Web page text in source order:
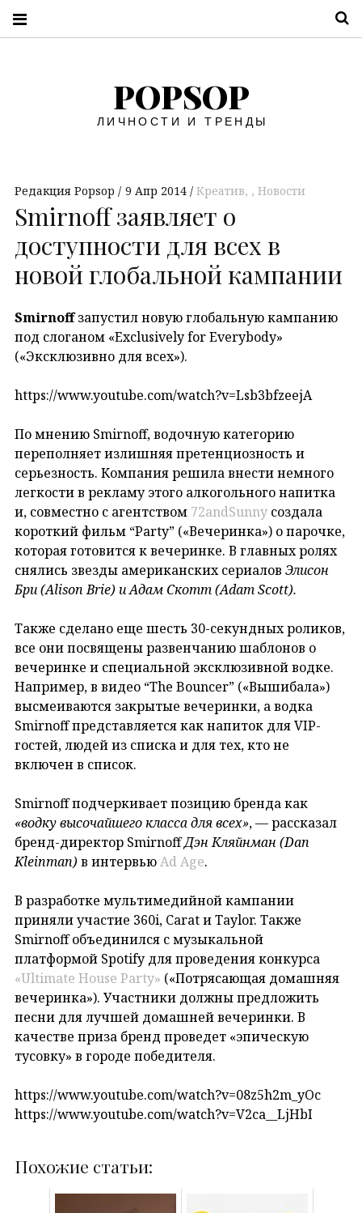
POPSOP
ЛИЧНОСТИ И ТРЕНДЫ
Редакция Popsop 9 Апр 2014 Креатив, Новости
Smirnoff заявляет о
доступности для всех в
новой глобальной кампании
Smirnoffзапустил новую глобальную кампанию
под слоганом «Exclusively for Everybody»
(«Эксклюзивно для всех»).
https://www.youtube.com/watch?v=Lsb3bfzeejA
По мнению Smirnoff, водочную категорию
переполняет излишняя претенциозность и
серьезность. Компания решила внести немного
легкости в рекламу этого алкогольного напитка
и, совместно с агентством 72andSunny создала
короткий фильм “Party” («Вечеринка») о парочке,
которая готовится к вечеринке. В главных ролях
снялись звезды американских сериалов Элисон
Бри (Alison Brie) и Адам Скотт (Adam Scott).
Также сделано еще шесть 30-секундных роликов,
все они посвящены развенчанию шаблонов о
вечеринке и специальной эксклюзивной водке.
Например, в видео “The Bouncer” («Вышибала»)
высмеиваются закрытые вечеринки, а водка
Smirnoff представляется как напиток для VIP-
гостей, людей из списка и для тех, кто не
включен в список.
Smirnoff подчеркивает позицию бренда как
«водку высочайшего класса для всех», — рассказал
бренд-директор SmirnoffДэн Кляйнман (Dan
Kleinman) в интервьюAd Age.
В разработке мультимедийной кампании
приняли участие 360i, Carat и Taylor. Также
Smirnoff объединился с музыкальной
платформой Spotify для проведения конкурса
«Ultimate House Party» («Потрясающая домашняя
вечеринка»). Участники должны предложить
песни для лучшей домашней вечеринки. В
качестве приза бренд проведет «эпическую
тусовку» в городе победителя.
https://www.youtube.com/watch?v=08z5h2m_yOc
https://www.youtube.com/watch?v=V2ca__LjHbI
Похожие статьи: